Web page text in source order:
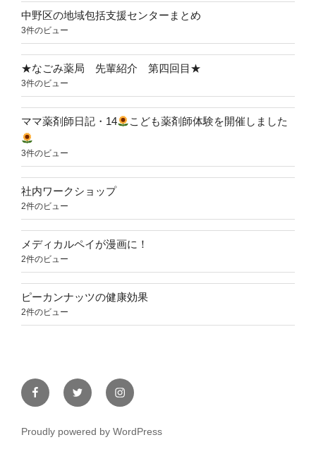
中野区の地域包括支援センターまとめ
3件のビュー
★なごみ薬局 先輩紹介 第四回目★
3件のビュー
ママ薬剤師日記・14 こども薬剤師体験を開催しました
3件のビュー
社内ワークショップ
2件のビュー
メディカルペイが漫画に！
2件のビュー
ピーカンナッツの健康効果
2件のビュー
FacebookTwitter Instagram
Proudly powered by WordPress